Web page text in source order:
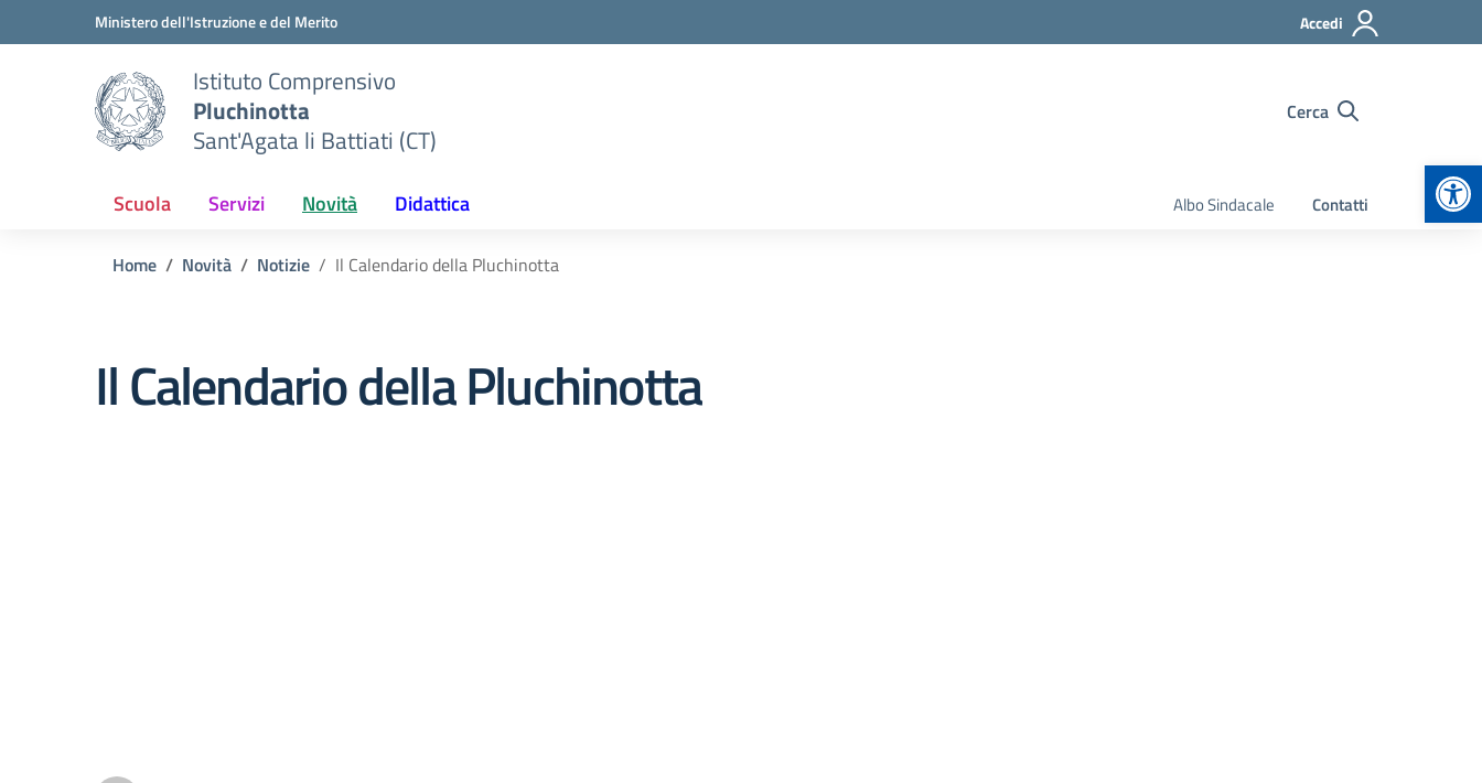
Vai ai contenuti
Vai al menu di navigazioneMinistero dell'Istruzione e del Merito Accedi
Istituto Comprensivo
Pluchinotta
Sant'Agata li Battiati (CT)
Cerca
Scuola Servizi Novità Didattica Albo Sindacale Contatti
Home Novità Notizie Il Calendario della Pluchinotta
Il Calendario della Pluchinotta